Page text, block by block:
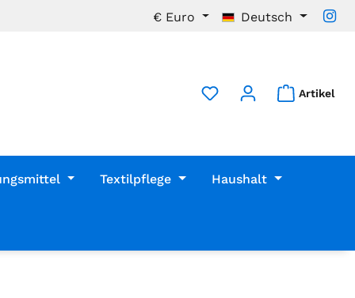
€ Euro Deutsch
Artikel
Textilpflege Haushalt